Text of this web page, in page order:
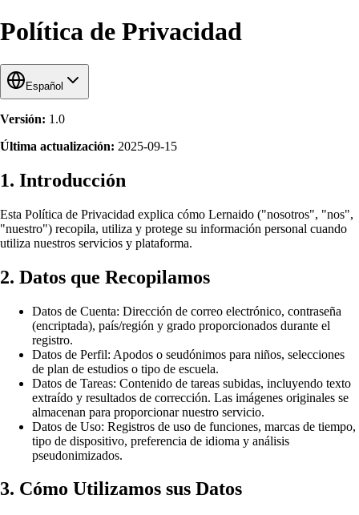
Política de Privacidad
Español
Versión: 1.0
Última actualización: 2025-09-15
1. Introducción
Esta Política de Privacidad explica cómo Lernaido ("nosotros", "nos",
"nuestro") recopila, utiliza y protege su información personal cuando
utiliza nuestros servicios y plataforma.
2. Datos que Recopilamos
Datos de Cuenta: Dirección de correo electrónico, contraseña
(encriptada), país/región y grado proporcionados durante el
registro.
Datos de Perfil: Apodos o seudónimos para niños, selecciones
de plan de estudios o tipo de escuela.
Datos de Tareas: Contenido de tareas subidas, incluyendo texto
extraído y resultados de corrección. Las imágenes originales se
almacenan para proporcionar nuestro servicio.
Datos de Uso: Registros de uso de funciones, marcas de tiempo,
tipo de dispositivo, preferencia de idioma y análisis
pseudonimizados.
3. Cómo Utilizamos sus Datos